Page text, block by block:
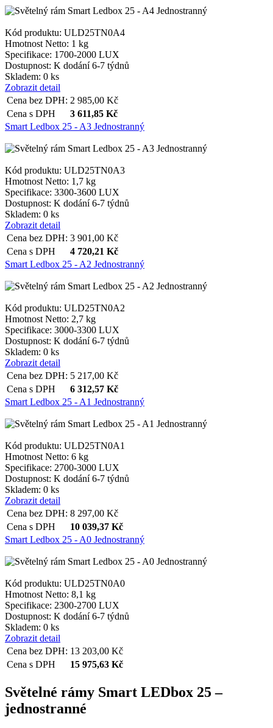
Kód produktu: ULD25TN0A4
Hmotnost Netto: 1 kg
Specifikace: 1700-2000 LUX
Dostupnost: K dodání 6-7 týdnů
Skladem: 0 ks
Zobrazit detail
Cena bez DPH: 2 985,00 Kč
Cena s DPH
3 611,85 Kč
Smart Ledbox 25 - A3 Jednostranný
Kód produktu: ULD25TN0A3
Hmotnost Netto: 1,7 kg
Specifikace: 3300-3600 LUX
Dostupnost: K dodání 6-7 týdnů
Skladem: 0 ks
Zobrazit detail
Cena bez DPH: 3 901,00 Kč
Cena s DPH
4 720,21 Kč
Smart Ledbox 25 - A2 Jednostranný
Kód produktu: ULD25TN0A2
Hmotnost Netto: 2,7 kg
Specifikace: 3000-3300 LUX
Dostupnost: K dodání 6-7 týdnů
Skladem: 0 ks
Zobrazit detail
Cena bez DPH: 5 217,00 Kč
Cena s DPH
6 312,57 Kč
Smart Ledbox 25 - A1 Jednostranný
Kód produktu: ULD25TN0A1
Hmotnost Netto: 6 kg
Specifikace: 2700-3000 LUX
Dostupnost: K dodání 6-7 týdnů
Skladem: 0 ks
Zobrazit detail
Cena bez DPH: 8 297,00 Kč
Cena s DPH
10 039,37 Kč
Smart Ledbox 25 - A0 Jednostranný
Kód produktu: ULD25TN0A0
Hmotnost Netto: 8,1 kg
Specifikace: 2300-2700 LUX
Dostupnost: K dodání 6-7 týdnů
Skladem: 0 ks
Zobrazit detail
Cena bez DPH: 13 203,00 Kč
Cena s DPH
15 975,63 Kč
Světelné rámy Smart LEDbox 25 –
jednostranné